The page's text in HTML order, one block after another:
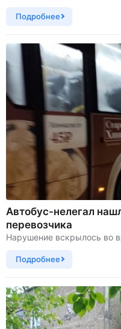
Подробнее
Автобус-нелегал
перевозчика
Нарушение вскрылось во
Подробнее